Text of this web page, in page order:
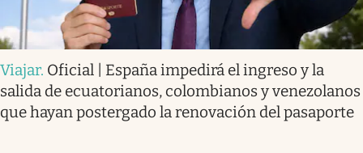
Viajar. Oficial | España impedirá el ingreso y la
salida de ecuatorianos, colombianos y venezolanos
que hayan postergado la renovación del pasaporte